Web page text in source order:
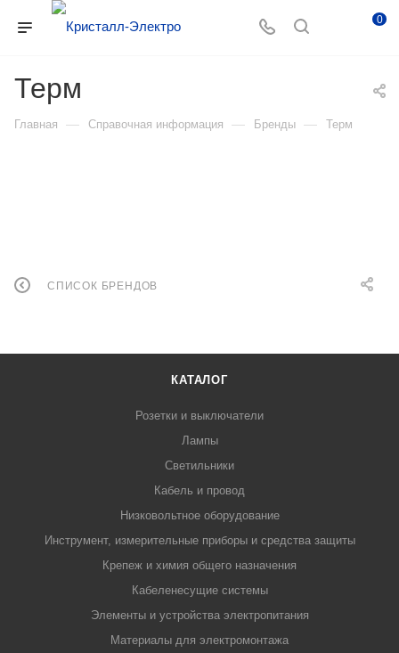
0
Терм
Главная — Справочная информация — Бренды — Терм
СПИСОК БРЕНДОВ
КАТАЛОГ
Розетки и выключатели
Лампы
Светильники
Кабель и провод
Низковольтное оборудование
Инструмент, измерительные приборы и средства защиты
Крепеж и химия общего назначения
Кабеленесущие системы
Элементы и устройства электропитания
Материалы для электромонтажа